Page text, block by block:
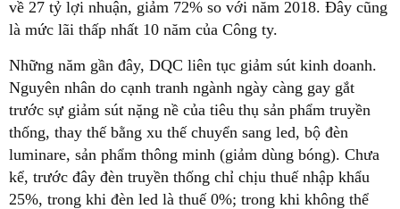
về 27 tỷ lợi nhuận, giảm 72% so với năm 2018. Đây cũng
là mức lãi thấp nhất 10 năm của Công ty.
Những năm gần đây, DQC liên tục giảm sút kinh doanh.
Nguyên nhân do cạnh tranh ngành ngày càng gay gắt
trước sự giảm sút nặng nề của tiêu thụ sản phẩm truyền
thống, thay thế bằng xu thế chuyển sang led, bộ đèn
luminare, sản phẩm thông minh (giảm dùng bóng). Chưa
kể, trước đây đèn truyền thống chỉ chịu thuế nhập khẩu
25%, trong khi đèn led là thuế 0%; trong khi không thể